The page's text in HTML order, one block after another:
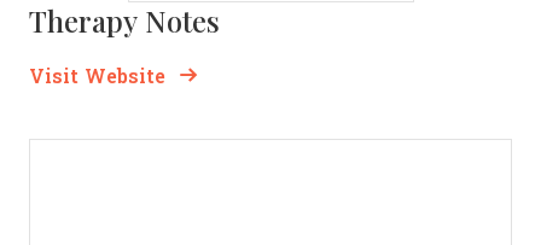
Therapy Notes
Visit WebsiteOpens New Window